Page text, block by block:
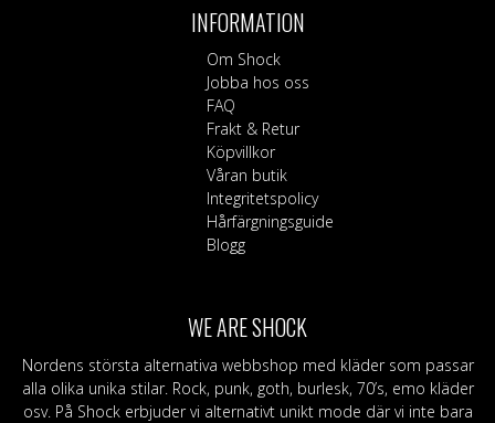
alternativen
produktsidan
INFORMATION
Om Shock
Jobba hos oss
FAQ
Frakt & Retur
Köpvillkor
Våran butik
Integritetspolicy
Hårfärgningsguide
Blogg
WE ARE SHOCK
Nordens största alternativa webbshop med kläder som passar
alla olika unika stilar. Rock, punk, goth, burlesk, 70’s, emo kläder
osv. På Shock erbjuder vi alternativt unikt mode där vi inte bara